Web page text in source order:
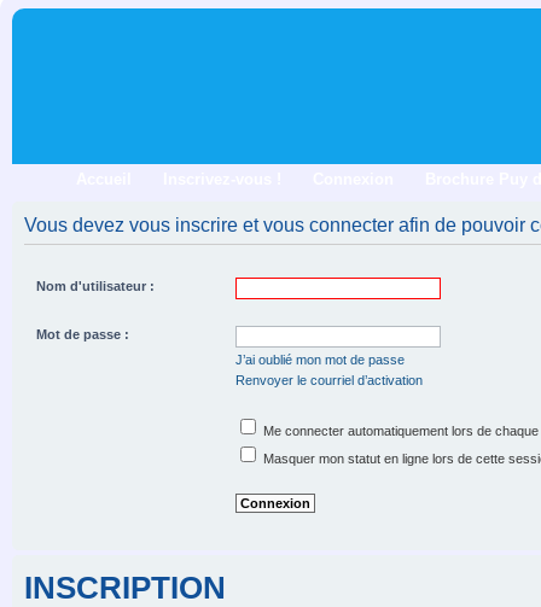
Vous devez vous inscrire et vous connecter afin de pouvoir
Nom d'utilisateur :
Mot de passe :
J’ai oublié mon mot de passe
Renvoyer le courriel d’activation
Me connecter automatiquement lors de
Masquer mon statut en ligne lors de cette
INSCRIPTION